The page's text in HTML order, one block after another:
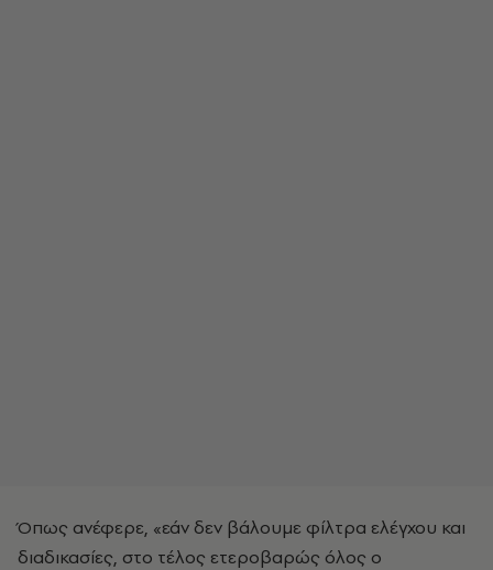
Όπως ανέφερε, «εάν δεν βάλουμε φίλτρα ελέγχου και
διαδικασίες, στο τέλος ετεροβαρώς όλος ο